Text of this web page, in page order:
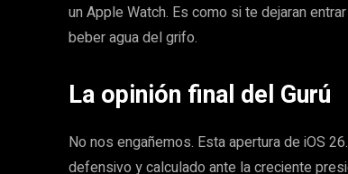
un Apple Watch. Es como si te dejaran
beber agua del grifo.
La opinión final del Gurú
No nos engañemos. Esta apertura de iOS
defensivo y calculado ante la creciente